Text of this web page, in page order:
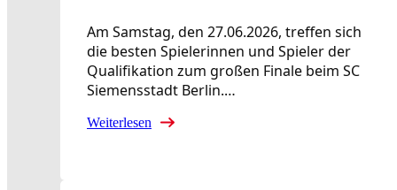
Am Samstag, den 27.06.2026, treffen sich
die besten Spielerinnen und Spieler der
Qualifikation zum großen Finale beim SC
Siemensstadt Berlin.…
Weiterlesen